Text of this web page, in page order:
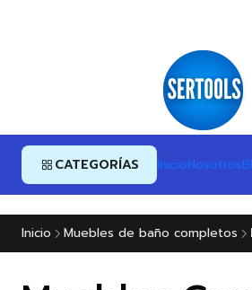
CATEGORÍAS InicioNosotros
Inicio Muebles de baño completos